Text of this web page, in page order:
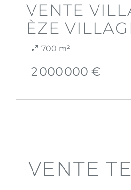
VENTE
ÈZE
700 m²
2 000 000 €
VENTE